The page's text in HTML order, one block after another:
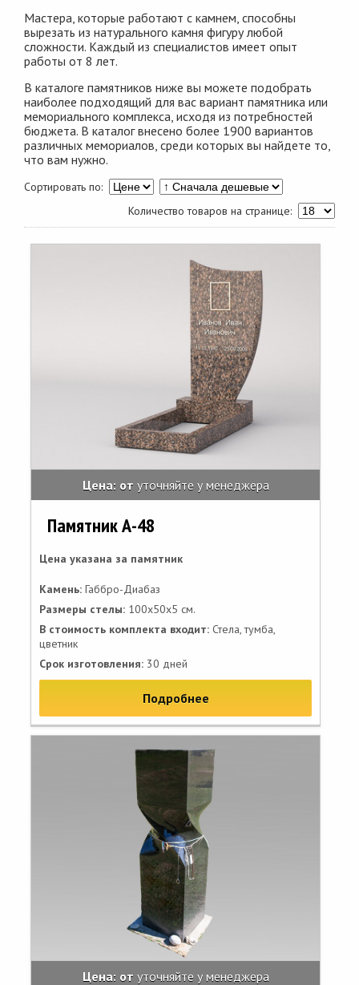
Мастера, которые работают с камнем, способны
вырезать из натурального камня фигуру любой
сложности. Каждый из специалистов имеет опыт
работы от 8 лет.
В каталоге памятников ниже вы можете подобрать
наиболее подходящий для вас вариант памятника или
мемориального комплекса, исходя из потребностей
бюджета. В каталог внесено более 1900 вариантов
различных мемориалов, среди которых вы найдете то,
что вам нужно.
Сортировать по:
Количество товаров на странице:
Цена: от уточняйте у менеджера
Памятник А-48
Цена указана за памятник
Камень: Габбро-Диабаз
Размеры стелы: 100х50х5 см.
В стоимость комплекта входит: Стела, тумба,
цветник
Срок изготовления: 30 дней
Подробнее
Цена: от уточняйте у менеджера